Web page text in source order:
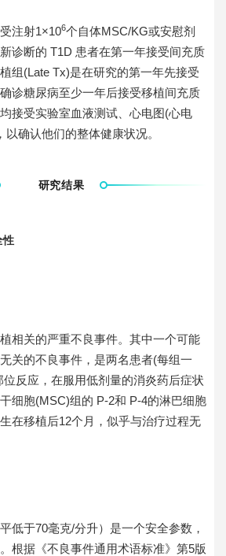
注射1×106个自体MSC/KG或安慰剂
诊断的 T1D 患者在第一年接受间充质
组(Late Tx)是在研究的第一年先接受
诊糖尿病至少一年后接受移植间充质
接受实验室血液测试、心电图(心电
确认他们的整体健康状况。
研究结果
性
相关的严重不良事件。其中一个可能
关的不良事件，是两名患者(每组一
反应，在服用低剂量的消炎药后症状
细胞(MSC)组的 P-2和 P-4的淋巴细胞
在移植后12个月，似乎与治疗过程无
低于70毫克/分升）是一个安全参数，
根据《不良事件通用术语标准》第5版